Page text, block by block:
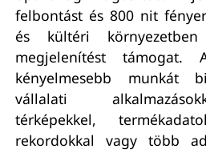
felbontást és 800 nit
és kültéri
megjelenítést támogat.
kényelmesebb munkát
vállalati
térképekkel,
rekordokkal vagy több